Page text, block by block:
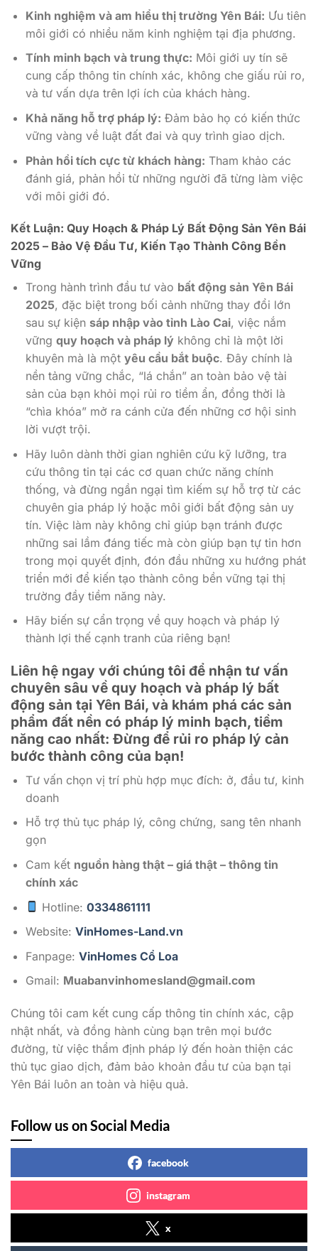
Kinh nghiệm và am hiểu thị trường Yên Bái: Ưu tiên
môi giới có nhiều năm kinh nghiệm tại địa phương.
Tính minh bạch và trung thực: Môi giới uy tín sẽ
cung cấp thông tin chính xác, không che giấu rủi ro,
và tư vấn dựa trên lợi ích của khách hàng.
Khả năng hỗ trợ pháp lý: Đảm bảo họ có kiến thức
vững vàng về luật đất đai và quy trình giao dịch.
Phản hồi tích cực từ khách hàng: Tham khảo các
đánh giá, phản hồi từ những người đã từng làm việc
với môi giới đó.
Kết Luận: Quy Hoạch & Pháp Lý Bất Động Sản Yên Bái
2025 – Bảo Vệ Đầu Tư, Kiến Tạo Thành Công Bền
Vững
Trong hành trình đầu tư vào bất động sản Yên Bái
2025, đặc biệt trong bối cảnh những thay đổi lớn
sau sự kiện sáp nhập vào tỉnh Lào Cai, việc nắm
vững quy hoạch và pháp lýkhông chỉ là một lời
khuyên mà là một yêu cầu bắt buộc. Đây chính là
nền tảng vững chắc, “lá chắn” an toàn bảo vệ tài
sản của bạn khỏi mọi rủi ro tiềm ẩn, đồng thời là
“chìa khóa” mở ra cánh cửa đến những cơ hội sinh
lời vượt trội.
Hãy luôn dành thời gian nghiên cứu kỹ lưỡng, tra
cứu thông tin tại các cơ quan chức năng chính
thống, và đừng ngần ngại tìm kiếm sự hỗ trợ từ các
chuyên gia pháp lý hoặc môi giới bất động sản uy
tín. Việc làm này không chỉ giúp bạn tránh được
những sai lầm đáng tiếc mà còn giúp bạn tự tin hơn
trong mọi quyết định, đón đầu những xu hướng phát
triển mới để kiến tạo thành công bền vững tại thị
trường đầy tiềm năng này.
Hãy biến sự cẩn trọng về quy hoạch và pháp lý
thành lợi thế cạnh tranh của riêng bạn!
Liên hệ ngay với chúng tôi để nhận tư vấn
chuyên sâu về quy hoạch và pháp lý bất
động sản tại Yên Bái, và khám phá các sản
phẩm đất nền có pháp lý minh bạch, tiềm
năng cao nhất: Đừng để rủi ro pháp lý cản
bước thành công của bạn!
Tư vấn chọn vị trí phù hợp mục đích: ở, đầu tư, kinh
doanh
Hỗ trợ thủ tục pháp lý, công chứng, sang tên nhanh
gọn
Cam kết nguồn hàng thật – giá thật – thông tin
chính xác
Hotline:0334861111
Website: VinHomes-Land.vn
Fanpage: VinHomes Cổ Loa
Gmail: Muabanvinhomesland@gmail.com
Chúng tôi cam kết cung cấp thông tin chính xác, cập
nhật nhất, và đồng hành cùng bạn trên mọi bước
đường, từ việc thẩm định pháp lý đến hoàn thiện các
thủ tục giao dịch, đảm bảo khoản đầu tư của bạn tại
Yên Bái luôn an toàn và hiệu quả.
Follow us on Social Media
facebook
instagram
x